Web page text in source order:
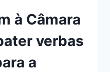
à Câmara
verbas
a